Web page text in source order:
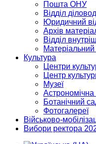
Пошта ОНУ
Відділ
Юридичний
Архів
Відділ
Матеріальний
Культура
Центри
Центр
Музеї
Астрономічна
Ботанічний
Фотогалереї
Військово-
Вибори ректора